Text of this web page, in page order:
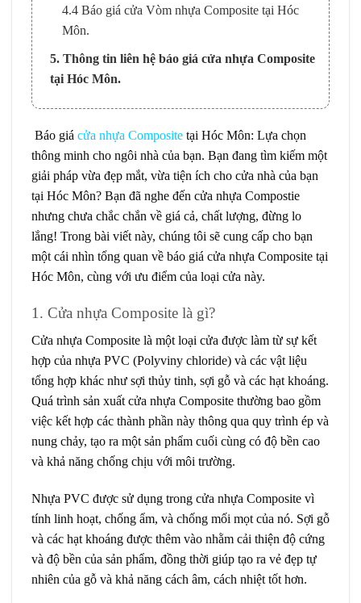
4.4 Báo giá cửa Vòm nhựa Composite tại Hóc
Môn.
5. Thông tin liên hệ báo giá cửa nhựa Composite
tại Hóc Môn.
Báo giá cửa nhựa Composite tại Hóc Môn: Lựa chọn
thông minh cho ngôi nhà của bạn. Bạn đang tìm kiếm một
giải pháp vừa đẹp mắt, vừa tiện ích cho cửa nhà của bạn
tại Hóc Môn? Bạn đã nghe đến cửa nhựa Compostie
nhưng chưa chắc chắn về giá cả, chất lượng, đừng lo
lắng! Trong bài viết này, chúng tôi sẽ cung cấp cho bạn
một cái nhìn tổng quan về báo giá cửa nhựa Composite tại
Hóc Môn, cùng với ưu điểm của loại cửa này.
1. Cửa nhựa Composite là gì?
Cửa nhựa Composite là một loại cửa được làm từ sự kết
hợp của nhựa PVC (Polyviny chloride) và các vật liệu
tổng hợp khác như sợi thủy tinh, sợi gỗ và các hạt khoáng.
Quá trình sản xuất cửa nhựa Composite thường bao gồm
việc kết hợp các thành phần này thông qua quy trình ép và
nung chảy, tạo ra một sản phẩm cuối cùng có độ bền cao
và khả năng chống chịu với môi trường.
Nhựa PVC được sử dụng trong cửa nhựa Composite vì
tính linh hoạt, chống ẩm, và chống mối mọt của nó. Sợi gỗ
và các hạt khoáng được thêm vào nhằm cải thiện độ cứng
và độ bền của sản phẩm, đồng thời giúp tạo ra vẻ đẹp tự
nhiên của gỗ và khả năng cách âm, cách nhiệt tốt hơn.